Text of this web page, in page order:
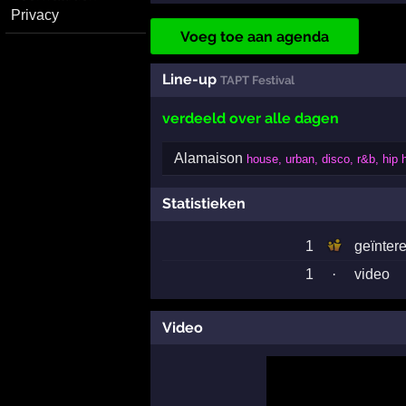
Privacy
Voeg toe aan agenda
Line-up TAPT Festival
verdeeld over alle dagen
Alamaison house, urban, disco, r&b, hip
Statistieken
1
1
· video
Video